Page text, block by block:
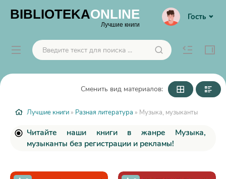
BIBLIOTEKAONLINE
Лучшие книги
Гость
Сменить вид материалов:
Лучшие книги » Разная литература » Музыка, музыканты
Читайте наши книги в жанре Музыка,
музыканты без регистрации и рекламы!